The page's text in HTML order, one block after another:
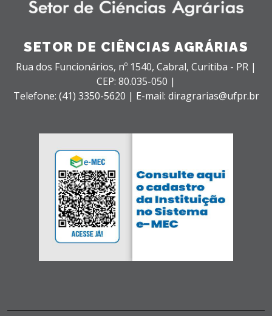
SETOR DE CIÊNCIAS AGRÁRIAS
Rua dos Funcionários, nº 1540, Cabral, Curitiba - PR |
CEP: 80.035-050 |
Telefone: (41) 3350-5620 | E-mail: diragrarias@ufpr.br